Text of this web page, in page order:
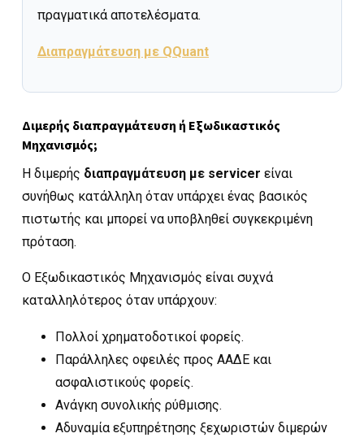
πραγματικά αποτελέσματα.
Διαπραγμάτευση με QQuant
Διμερής διαπραγμάτευση ή Εξωδικαστικός
Μηχανισμός;
Η διμερής διαπραγμάτευση με servicer είναι
συνήθως κατάλληλη όταν υπάρχει ένας βασικός
πιστωτής και μπορεί να υποβληθεί συγκεκριμένη
πρόταση.
Ο Εξωδικαστικός Μηχανισμός είναι συχνά
καταλληλότερος όταν υπάρχουν:
Πολλοί χρηματοδοτικοί φορείς.
Παράλληλες οφειλές προς ΑΑΔΕ και
ασφαλιστικούς φορείς.
Ανάγκη συνολικής ρύθμισης.
Αδυναμία εξυπηρέτησης ξεχωριστών διμερών